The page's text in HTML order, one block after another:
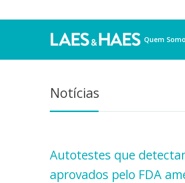
Quem
Notícias
Autotestes que
aprovados pelo FDA